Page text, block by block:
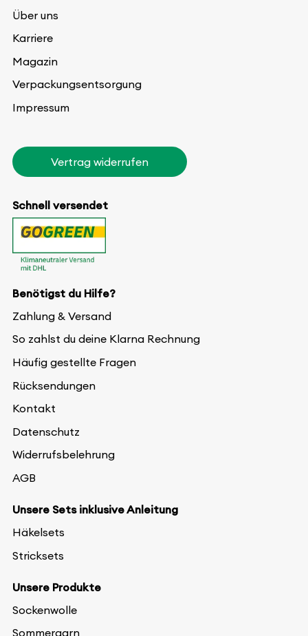
Benötigst du Hilfe?
Zahlung & Versand
So zahlst du deine Klarna Rechnung
Häufig gestellte Fragen
Rücksendungen
Kontakt
Datenschutz
Widerrufsbelehrung
AGB
Unsere Sets inklusive Anleitung
Häkelsets
Stricksets
Unsere Produkte
Sockenwolle
Sommergarn
Über uns
Karriere
Magazin
Verpackungsentsorgung
Impressum
Vertrag widerrufen
Schnell versendet